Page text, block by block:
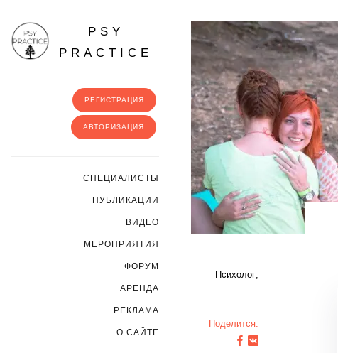
PSY
PRACTICE
РЕГИСТРАЦИЯ
АВТОРИЗАЦИЯ
CПЕЦИАЛИСТЫ
ПУБЛИКАЦИИ
ВИДЕО
МЕРОПРИЯТИЯ
ФОРУМ
АРЕНДА
РЕКЛАМА
О САЙТЕ
Психолог;
Поделится: